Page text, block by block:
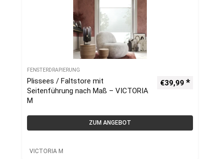
FENSTERDRAPIERUNG
Plissees / Faltstore mit
Seitenführung nach Maß – VICTORIA
M
€39,99
ZUM ANGEBOT
VICTORIA M